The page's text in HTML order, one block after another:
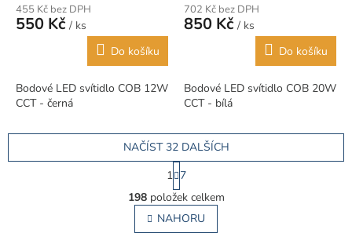
455 Kč bez DPH
550 Kč / ks
Do košíku
Bodové LED svítidlo COB 12W
CCT - černá
702 Kč bez DPH
850 Kč / ks
Do košíku
Bodové LED svítidlo COB 20W
CCT - bílá
O
v
l
á
NAČÍST 32 DALŠÍCH
S
t
r
á
n
k
1 7
198položek celkem
NAHORU